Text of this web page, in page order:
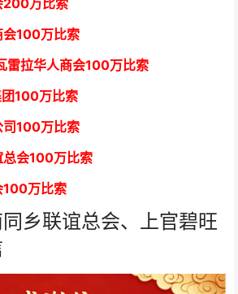
200万比索
100万比索
雷拉华人商会100万比索
100万比索
100万比索
总会100万比索
100万比索
乡联谊总会、上官碧旺